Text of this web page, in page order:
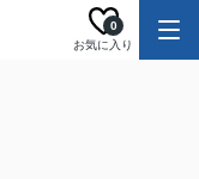
お気に入り
0